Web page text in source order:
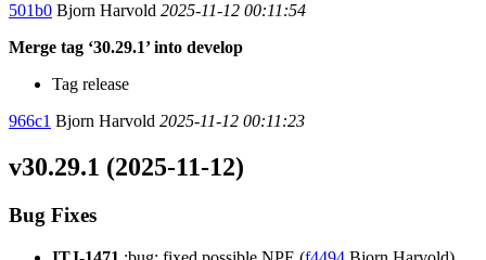
501b0 Bjorn Harvold 2025-11-12 00:11:54
Merge tag ‘30.29.1’ into develop
Tag release
966c1 Bjorn Harvold 2025-11-12 00:11:23
v30.29.1 (2025-11-12)
Bug Fixes